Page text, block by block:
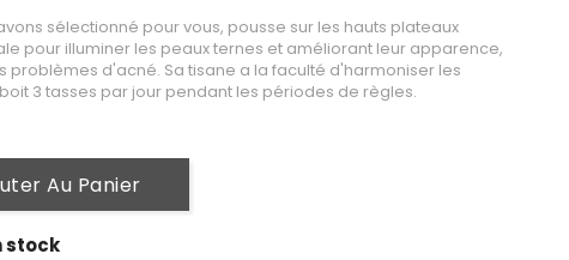
sélectionné pour vous, pousse sur les hauts plateaux
pour illuminer les peaux ternes et améliorant leur apparence,
problèmes d'acné. Sa tisane a la faculté d'harmoniser les
3 tasses par jour pendant les périodes de règles.
Au Panier
stock